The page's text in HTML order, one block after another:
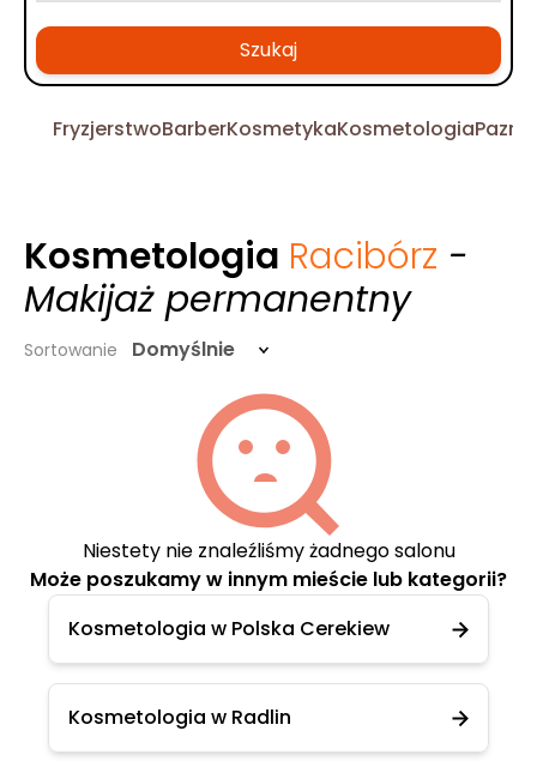
Szukaj
FryzjerstwoBarberKosmetykaKosmetologia
Kosmetologia Racibórz -
Makijaż permanentny
Sortowanie Domyślnie
Niestety nie znaleźliśmy żadnego salonu
Może poszukamy w innym mieście lub kategorii?
Kosmetologia w Polska Cerekiew
Kosmetologia w Radlin